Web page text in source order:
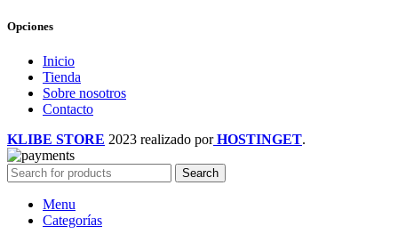
Opciones
Inicio
Tienda
Sobre nosotros
Contacto
KLIBE STORE 2023 realizado por HOSTINGET.
Search
Menu
Categorías